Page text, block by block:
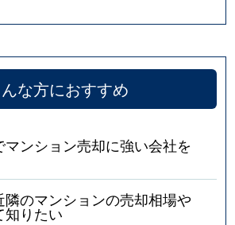
な方におすすめ
ンション売却に強い会社を
隣のマンションの売却相場や
知りたい